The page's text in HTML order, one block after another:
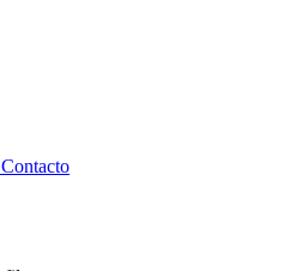
Contacto